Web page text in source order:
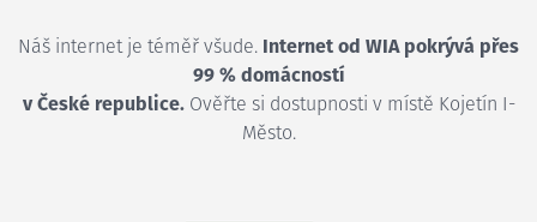
Náš internet je téměř všude. Internet od WIA pokrývá přes
99 % domácností
v České republice.Ověřte si dostupnosti v místě Kojetín I-
Město.